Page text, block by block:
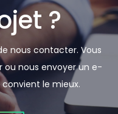
?
nous contacter. Vous
ou nous envoyer un e-
le mieux.